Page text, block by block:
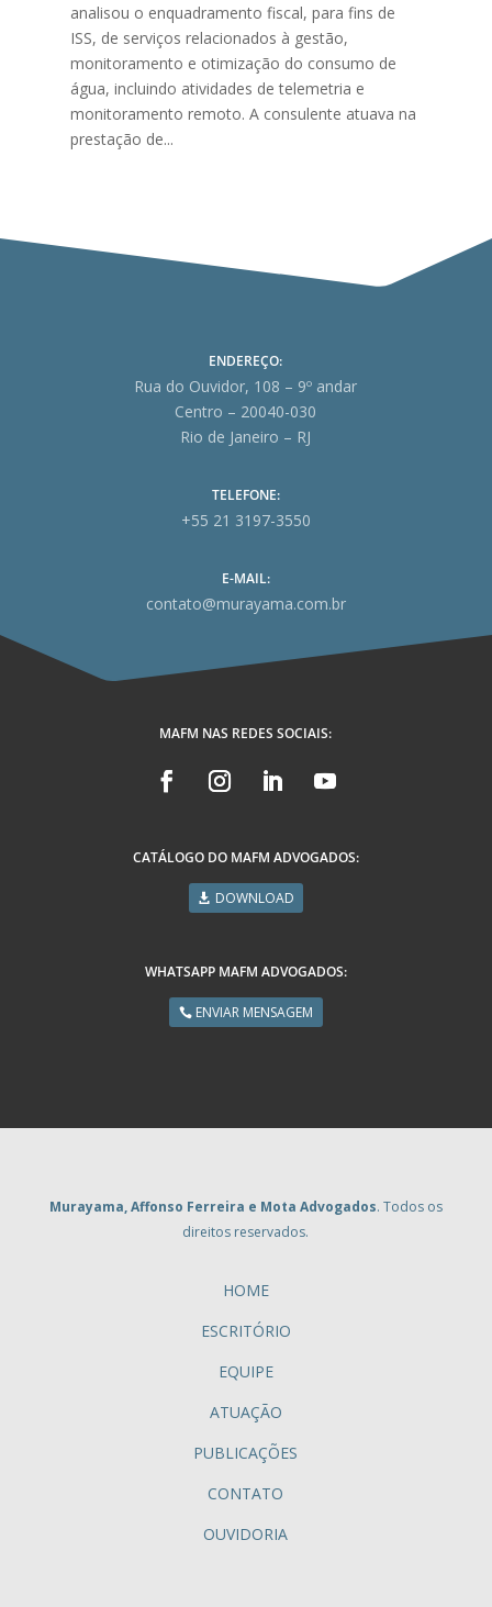
analisou o enquadramento fiscal, para fins de
ISS, de serviços relacionados à gestão,
monitoramento e otimização do consumo de
água, incluindo atividades de telemetria e
monitoramento remoto. A consulente atuava na
prestação de...
ENDEREÇO:
Rua do Ouvidor, 108 – 9º andar
Centro – 20040-030
Rio de Janeiro – RJ
TELEFONE:
+55 21 3197-3550
E-MAIL:
contato@murayama.com.br
MAFM NAS REDES SOCIAIS:
CATÁLOGO DO MAFM ADVOGADOS:
DOWNLOAD
WHATSAPP MAFM ADVOGADOS:
ENVIAR MENSAGEM
Murayama, Affonso Ferreira e Mota Advogados. Todos os
direitos reservados.
HOME
ESCRITÓRIO
EQUIPE
ATUAÇÃO
PUBLICAÇÕES
CONTATO
OUVIDORIA